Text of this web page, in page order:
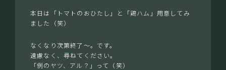
本日は「トマトのおひたし」と「鶏ハム」用意してみ
ました（笑）
なくなり次第終了〜。です。
遠慮なく、尋ねてください。
「例のヤツ、アル？」って（笑）